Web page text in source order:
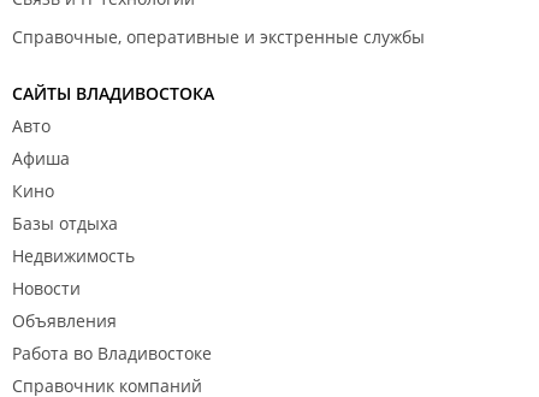
Справочные, оперативные и экстренные службы
САЙТЫ ВЛАДИВОСТОКА
Авто
Афиша
Кино
Базы отдыха
Недвижимость
Новости
Объявления
Работа во Владивостоке
Справочник компаний